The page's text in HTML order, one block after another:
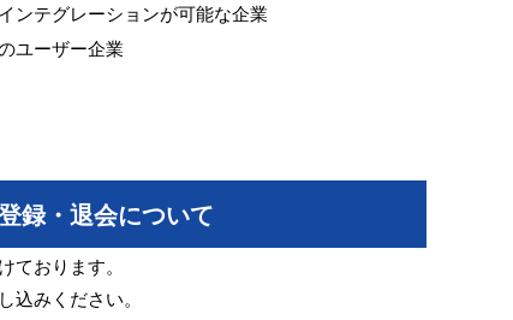
ンテグレーションが可能な企業
ユーザー企業
録・退会について
ております。
込みください。